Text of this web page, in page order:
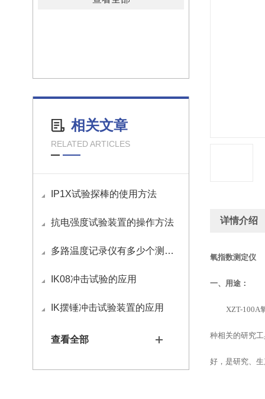
相关文章
RELATED ARTICLES
IP1X试验探棒的使用方法
抗电强度试验装置的操作方法
多路温度记录仪有多少个测试通道？
IK08冲击试验的应用
IK摆锤冲击试验装置的应用
查看全部
详情介绍
氧指数测定仪
一、用途：
XZT-100A
种相关的研究
好，是研究、